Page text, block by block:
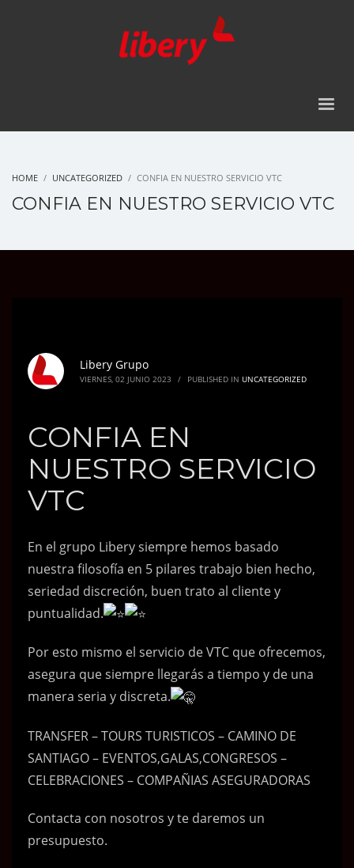
HOME UNCATEGORIZED CONFIA EN NUESTRO SERVICIO VTC
CONFIA EN NUESTRO SERVICIO VTC
Libery Grupo
VIERNES, 02 JUNIO 2023 / PUBLISHED IN UNCATEGORIZED
CONFIA EN
NUESTRO SERVICIO
VTC
En el grupo Libery siempre hemos basado
nuestra filosofía en 5 pilares trabajo bien hecho,
seriedad discreción, buen trato al cliente y
puntualidad.
Por esto mismo el servicio de VTC que ofrecemos,
asegura que siempre llegarás a tiempo y de una
manera seria y discreta.
TRANSFER – TOURS TURISTICOS – CAMINO DE
SANTIAGO – EVENTOS,GALAS,CONGRESOS –
CELEBRACIONES – COMPAÑIAS ASEGURADORAS
Contacta con nosotros y te daremos un
presupuesto.